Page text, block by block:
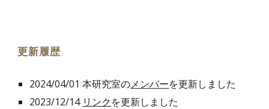
更新履歴
2024/04/01 本研究室のメンバーを更新しました
2023/12/14 リンク を更新しました